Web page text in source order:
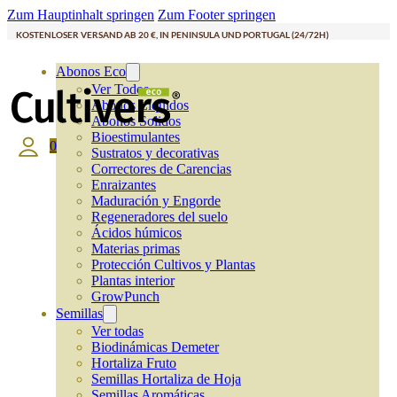
Zum Hauptinhalt springen Zum Footer springen
KOSTENLOSER VERSAND AB 20 €, IN PENINSULA UND PORTUGAL (24/72H)
Abonos Eco
Ver Todos
Abonos Líquidos
Abonos Solidos
Bioestimulantes
Sustratos y decorativas
Correctores de Carencias
Enraizantes
Maduración y Engorde
Regeneradores del suelo
Ácidos húmicos
Materias primas
Protección Cultivos y Plantas
Plantas interior
GrowPunch
Semillas
Ver todas
Biodinámicas Demeter
Hortaliza Fruto
Semillas Hortaliza de Hoja
0